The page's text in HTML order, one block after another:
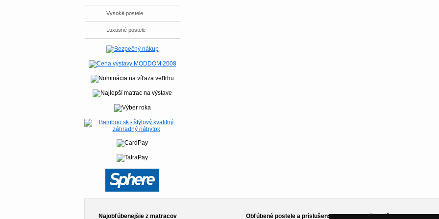
Vysoké postele
Luxusné postele
Najobľúbenejšie z matracov Obľúbené postele a príslušenstvo Poradňa